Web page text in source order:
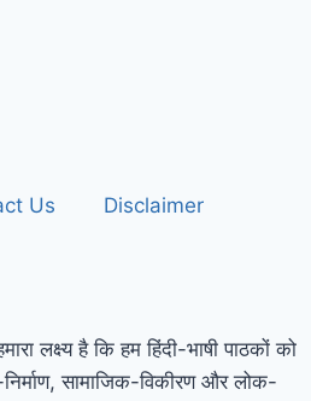
Us Disclaimer
लक्ष्य है कि हम हिंदी-भाषी पाठकों को
सामाजिक-विकीरण और लोक-